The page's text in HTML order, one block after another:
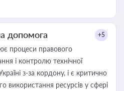
допомога +5
процеси правового
і контролю технічної
з-за кордону, і є критично
використання ресурсів у сфері